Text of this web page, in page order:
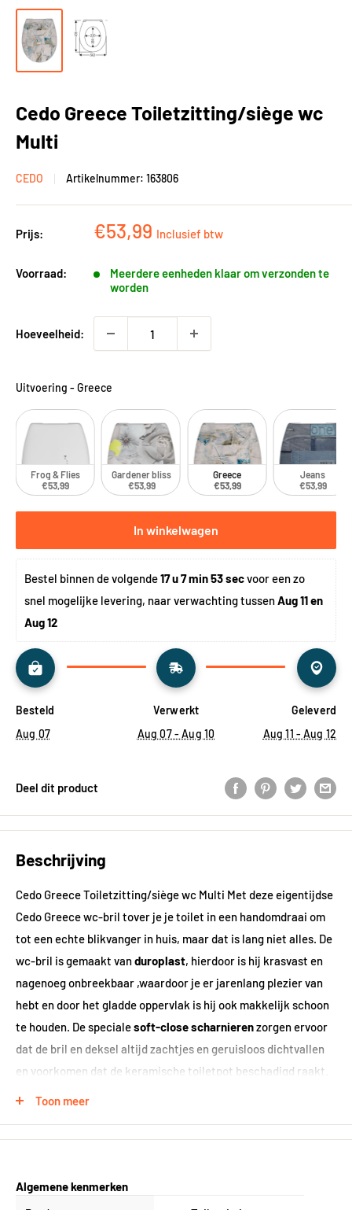
Cedo Greece Toiletzitting/siège wc
Multi
CEDO Artikelnummer: 163806
Prijs: Kortingsprijs
€53,99 Inclusief btw
Voorraad:
Meerdere eenheden klaar om verzonden te
worden
Hoeveelheid:
Uitvoering - Greece
Frog & Flies
€53,99
Gardener bliss
€53,99
Greece
€53,99
Jeans
€53,99
In winkelwagen
Bestel binnen de volgende 17 u 7 min 52 sec voor een zo
snel mogelijke levering, naar verwachting tussen Aug 11 en
Aug 12
Besteld
Aug 07
Verwerkt
Aug 07 - Aug 10
Geleverd
Aug 11 - Aug 12
Deel dit product
Beschrijving
Cedo Greece Toiletzitting/siège wc Multi Met deze eigentijdse
Cedo Greece wc-bril tover je je toilet in een handomdraai om
tot een echte blikvanger in huis, maar dat is lang niet alles. De
wc-bril is gemaakt vanduroplast, hierdoor is hij krasvast en
nagenoeg onbreekbaar ,waardoor je er jarenlang plezier van
hebt en door het gladde oppervlak is hij ook makkelijk schoon
te houden. De specialesoft-close scharnierenzorgen ervoor
dat de bril en deksel altijd zachtjes en geruisloos dichtvallen
en voorkomen dat de keramische toiletpot beschadigd raakt.
,waardoor ieder lastig hoekje eenvoudig schoon te maken is.
de ovale vorm past de bril op de meeste gangbare toiletpotten,
Toon meer
Algemene kenmerken